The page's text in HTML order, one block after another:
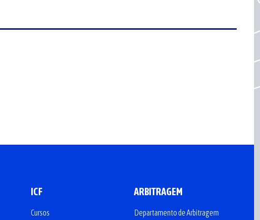
ICF
Cursos
ARBITRAGEM
Departamento de Arbitragem